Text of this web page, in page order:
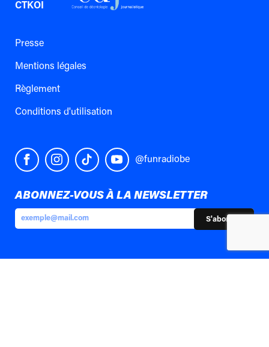
CTKOI
Presse
Mentions légales
Règlement
Conditions d'utilisation
@funradiobe
ABONNEZ-VOUS À LA NEWSLETTER